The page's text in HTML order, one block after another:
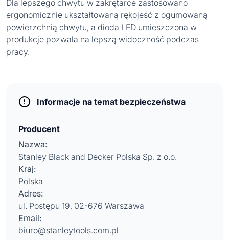
Dla lepszego chwytu w zakrętarce zastosowano
ergonomicznie ukształtowaną rękojeść z ogumowaną
powierzchnią chwytu, a dioda LED umieszczona w
produkcje pozwala na lepszą widoczność podczas
pracy.
Informacje na temat bezpieczeństwa
Producent
Nazwa:
Stanley Black and Decker Polska Sp. z o.o.
Kraj:
Polska
Adres:
ul. Postępu 19, 02-676 Warszawa
Email:
biuro@stanleytools.com.pl